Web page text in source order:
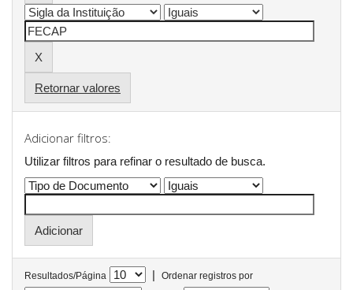
Retornar valores
Adicionar filtros:
Utilizar filtros para refinar o resultado de busca.
Resultados/Página |
Ordenar registros por